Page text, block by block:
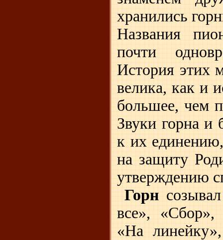
хранились
Названия
почти
История этих
велика, как и
большее, чем
Звуки горна и
к их
на защиту
утверждению
Горн
все»,
«На